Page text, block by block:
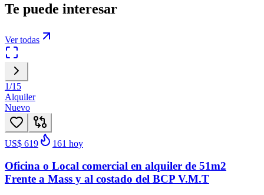
Te puede interesar
Ver todas
1/15
Alquiler
Nuevo
US$ 619 161 hoy
Oficina o Local comercial en alquiler de 51m2
Frente a Mass y al costado del BCP V.M.T